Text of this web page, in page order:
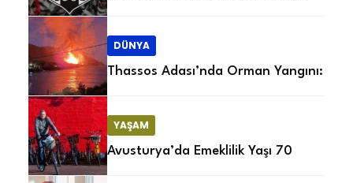
DÜNYA
Thassos Adası’nda Orman Yangını:
YAŞAM
Avusturya’da Emeklilik Yaşı 70